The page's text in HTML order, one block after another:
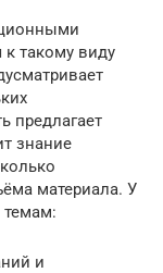
к такому виду
предлагает
знание
материала. У
и